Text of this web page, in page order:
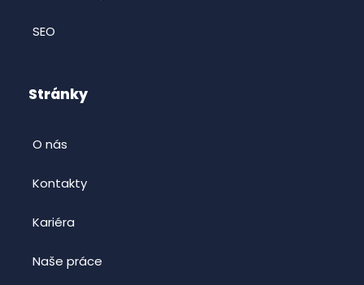
SEO
Stránky
O nás
Kontakty
Kariéra
Naše práce